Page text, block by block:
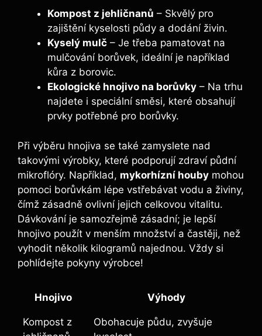
Kompost z jehličnanů –⁣ Skvělý pro
zajištění kyselosti půdy a ⁤dodání živin.
Kyselý mulč –​ Je třeba pamatovat na‍
mulčování borůvek, ideální je například
kůra z borovic.
Ekologické hnojivo na​ borůvky – Na⁤ trhu
⁣najdete i speciální směsi, které ⁢obsahují
prvky potřebné pro borůvky.
Při výběru hnojiva se také zamyslete nad
takovými výrobky, které ‍podporují zdraví půdní
mikroflóry.‌ Například, mykorhízní⁤ houby mohou
pomoci borůvkám⁣ lépe vstřebávat vodu a živiny,⁤
čímž zásadně ‍ovlivní ‍jejich⁣ celkovou vitalitu.
Dávkování je samozřejmě‌ zásadní; je ‍lepší
hnojivo​ použít⁢ v ⁢menším množství⁤ a častěji, než
vyhodit několik kilogramů najednou.​ Vždy si
‍pohlídejte ‌pokyny výrobce!
Hnojivo Výhody
Kompost z
Obohacuje půdu,‍ zvyšuje